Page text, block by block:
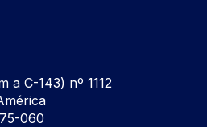
a C-143) nº 1112
060